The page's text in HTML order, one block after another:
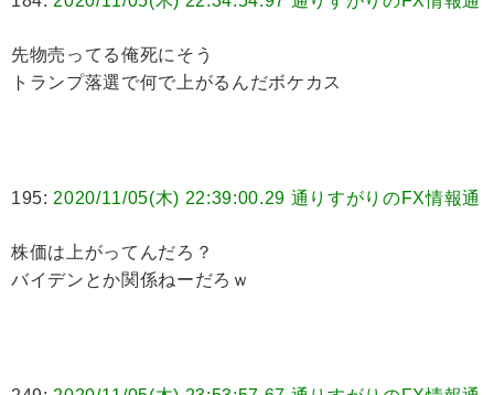
先物売ってる俺死にそう
トランプ落選で何で上がるんだボケカス
195: 2020/11/05(木) 22:39:00.29 通りすがりのFX情報通
株価は上がってんだろ？
バイデンとか関係ねーだろｗ